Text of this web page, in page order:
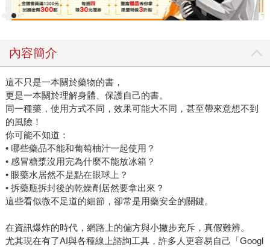
內容簡介
這不只是一本關於藥物的書，
更是一本關於理解身體、保護自己的書。
同一種藥，使用方式不同，效果可能大不同，甚至帶來意想不到
的風險！
你可能不知道：
• 哪些藥品不能和葡萄柚汁一起使用？
• 感冒糖漿沒用完為什麼不能放冰箱？
• 眼藥水居然不是點在眼球上？
• 拆藥瓶拆封後的乾燥劑居然要拿出來？
這些看似微不足道的細節，卻常是用藥安全的關鍵。
在資訊爆炸的時代，網路上的偏方與小撇步充斥，真假難辨。
尤其現在有了AI與各種線上諮詢工具，許多人更容易自己「Googl